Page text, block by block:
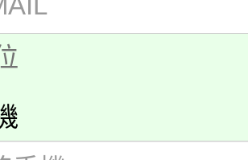
本校115學年度第
課)教師甄選結果(
金融保險知識
動115學年度學生
語及新住民語歌
校115學年度第